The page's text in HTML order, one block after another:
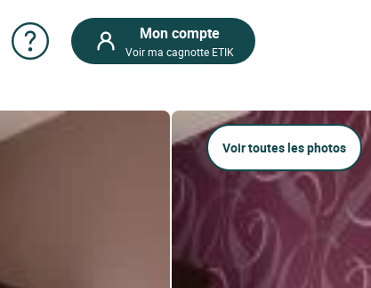
Mon compte
Voir ma cagnotte ETIK
Voir toutes les photos